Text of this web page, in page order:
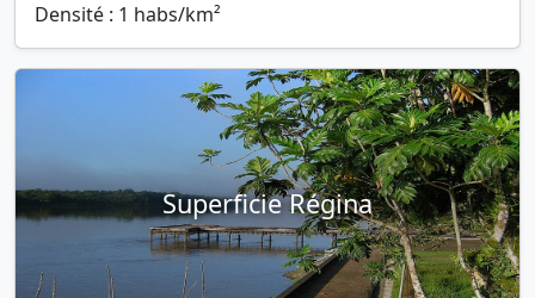
Densité : 1 habs/km²
Superficie Régina